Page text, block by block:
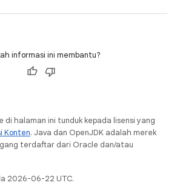
informasi ini membantu?
di halaman ini tunduk kepada lisensi yang
Konten. Java dan OpenJDK adalah merek
terdaftar dari Oracle dan/atau
2026-06-22 UTC.